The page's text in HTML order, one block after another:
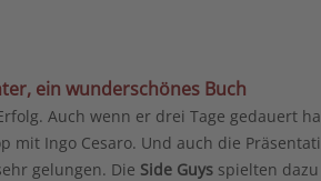
ein wunderschönes Buch
Auch wenn er drei Tage gedauert
mit Ingo Cesaro. Und auch die
gelungen. Die Side Guys spielten